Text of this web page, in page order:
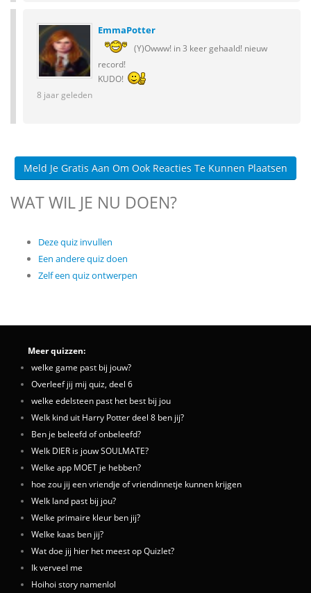
EmmaPotter
(Y)Owww! in 3 keer gehaald! nieuw
record!
KUDO!
8 jaar geleden
Meld Je Gratis Aan Om Ook Reacties Te Kunnen Plaatsen
WAT WIL JE NU DOEN?
Deze quiz invullen
Een andere quiz doen
Zelf een quiz ontwerpen
Meer quizzen:
welke game past bij jouw?
Overleef jij mij quiz, deel 6
welke edelsteen past het best bij jou
Welk kind uit Harry Potter deel 8 ben jij?
Ben je beleefd of onbeleefd?
Welk DIER is jouw SOULMATE?
Welke app MOET je hebben?
hoe zou jij een vriendje of vriendinnetje kunnen krijgen
Welk land past bij jou?
Welke primaire kleur ben jij?
Welke kaas ben jij?
Wat doe jij hier het meest op Quizlet?
Ik verveel me
Hoihoi story namenlol